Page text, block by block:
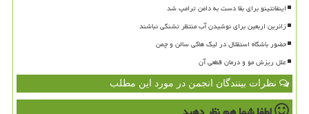
اینفانتینو برای بقا دست به دامن ترامپ شد
زائرین اربعین برای نوشیدن آب منتظر تشنگی نباشند
حضور باشگاه استقلال در لیگ هاکی سالن و چمن
علل ریزش مو و درمان قطعی آن
نظرات بینندگان انجمن در مورد این مطلب